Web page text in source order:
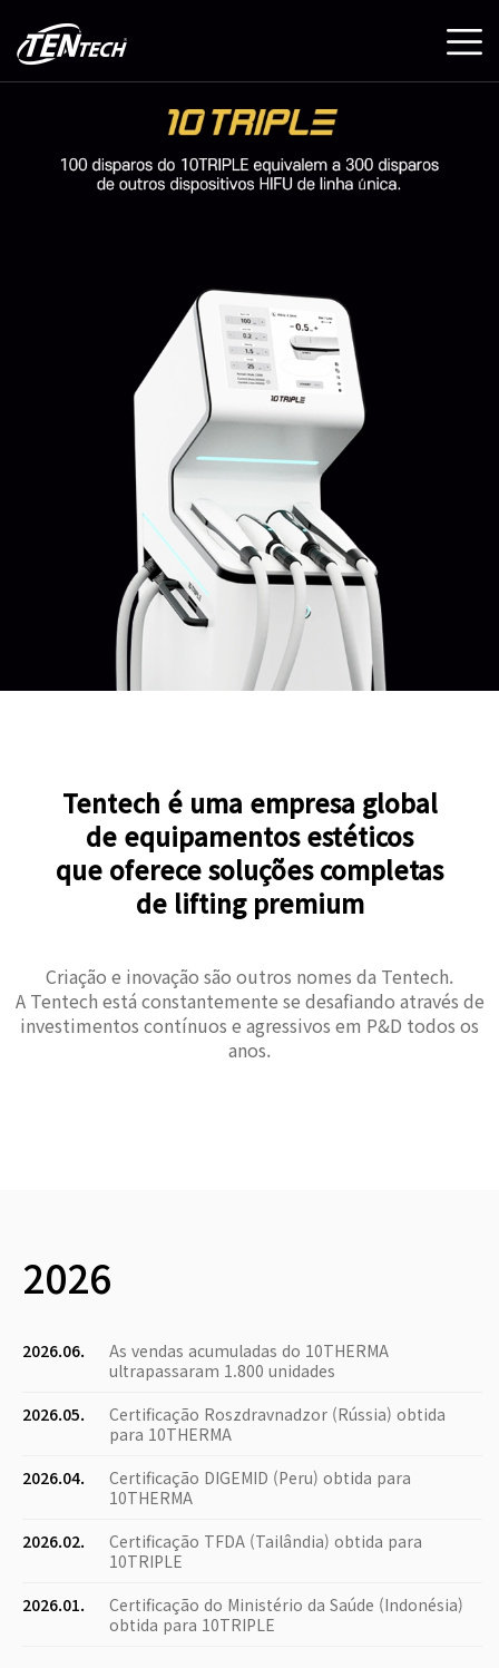
Tentech é uma empresa global
de equipamentos estéticos
que oferece soluções completas
de lifting premium
Criação e inovação são outros nomes da Tentech.
A Tentech está constantemente se desafiando através de
investimentos contínuos e agressivos em P&D todos os
anos.
2026
2026.06.
As vendas acumuladas do 10THERMA
ultrapassaram 1.800 unidades
2026.05.
Certificação Roszdravnadzor (Rússia) obtida
para 10THERMA
2026.04.
Certificação DIGEMID (Peru) obtida para
10THERMA
2026.02.
Certificação TFDA (Tailândia) obtida para
10TRIPLE
2026.01.
Certificação do Ministério da Saúde (Indonésia)
obtida para 10TRIPLE